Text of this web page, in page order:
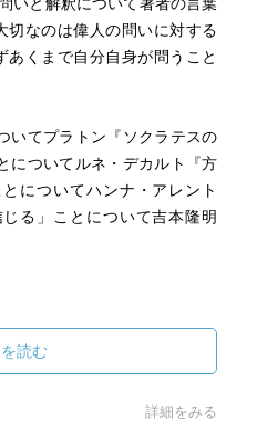
切なのは偉人の問いに対する
くまで自分自身が問うこと
いてプラトン『ソクラテスの
についてルネ・デカルト『方
についてハンナ・アレント
る」ことについて吉本隆明
えてくれることは少なくな
がいる。
を読み、その中にある非言
読む
詳細をみる